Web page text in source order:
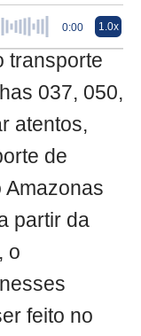
0:00 1.0x
transporte
037, 050,
atentos,
de
Amazonas
partir da
o
feito no